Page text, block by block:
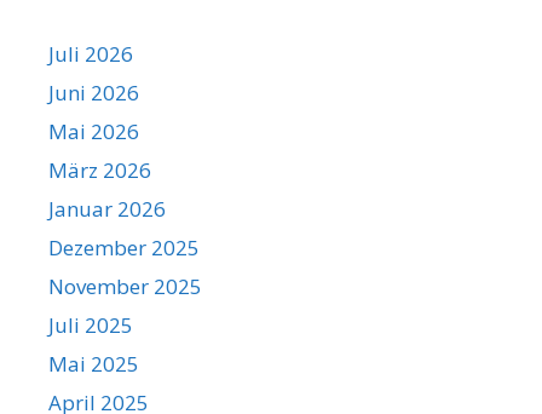
Juli 2026
Juni 2026
Mai 2026
März 2026
Januar 2026
Dezember 2025
November 2025
Juli 2025
Mai 2025
April 2025